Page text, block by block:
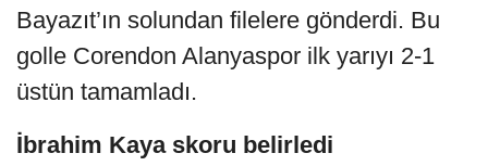
Bayazıt’ın solundan filelere gönderdi. Bu
golle Corendon Alanyaspor ilk yarıyı 2-1
üstün tamamladı.
İbrahim Kaya skoru belirledi